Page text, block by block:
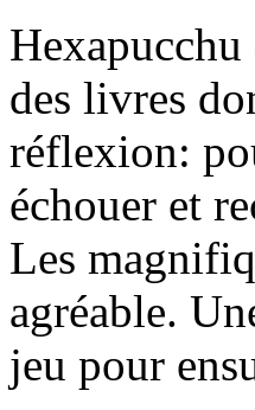
des livres
réflexion:
échouer et
Les
agréable.
jeu pour